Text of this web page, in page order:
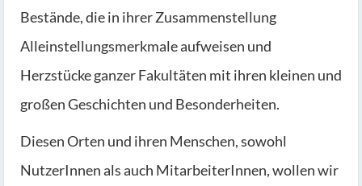
Bestände, die in ihrer Zusammenstellung
Alleinstellungsmerkmale aufweisen und
Herzstücke ganzer Fakultäten mit ihren kleinen und
großen Geschichten und Besonderheiten.
Diesen Orten und ihren Menschen, sowohl
NutzerInnen als auch MitarbeiterInnen, wollen wir